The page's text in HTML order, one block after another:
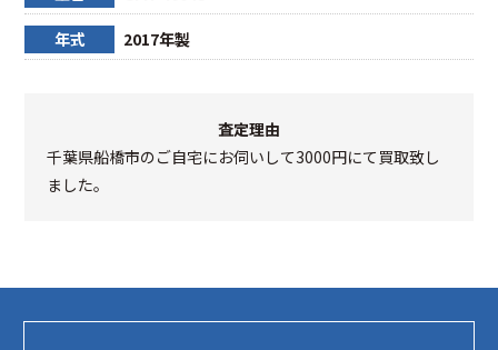
年式 2017年製
査定理由
千葉県船橋市のご自宅にお伺いして3000円にて買取致し
ました。